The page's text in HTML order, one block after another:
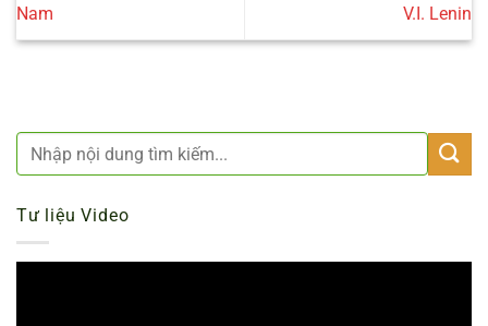
Nam
V.I. Lenin
Tư liệu Video